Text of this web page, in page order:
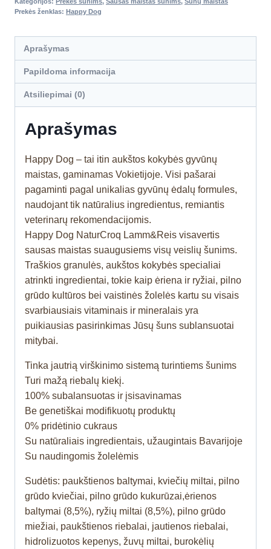
Kategorijos: Prekės šunims, Sausas maistas šunims, Šunų maistas
Prekės ženklas: Happy Dog
Aprašymas
Papildoma informacija
Atsiliepimai (0)
Aprašymas
Happy Dog – tai itin aukštos kokybės gyvūnų
maistas, gaminamas Vokietijoje. Visi pašarai
pagaminti pagal unikalias gyvūnų ėdalų formules,
naudojant tik natūralius ingredientus, remiantis
veterinarų rekomendacijomis.
Happy Dog NaturCroq Lamm&Reis visavertis
sausas maistas suaugusiems visų veislių šunims.
Traškios granulės, aukštos kokybės specialiai
atrinkti ingredientai, tokie kaip ėriena ir ryžiai, pilno
grūdo kultūros bei vaistinės žolelės kartu su visais
svarbiausiais vitaminais ir mineralais yra
puikiausias pasirinkimas Jūsų šuns sublansuotai
mitybai.
Tinka jautrią virškinimo sistemą turintiems šunims
Turi mažą riebalų kiekį.
100% subalansuotas ir įsisavinamas
Be genetiškai modifikuotų produktų
0% pridėtinio cukraus
Su natūraliais ingredientais, užaugintais Bavarijoje
Su naudingomis žolelėmis
Sudėtis: paukštienos baltymai, kviečių miltai, pilno
grūdo kviečiai, pilno grūdo kukurūzai,ėrienos
baltymai (8,5%), ryžių miltai (8,5%), pilno grūdo
miežiai, paukštienos riebalai, jautienos riebalai,
hidrolizuotos kepenys, žuvų miltai, burokėlių